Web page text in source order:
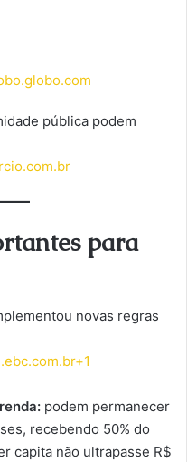
pública podem
para
novas regras
podem permanecer
recebendo 50% do
capita não ultrapasse R$